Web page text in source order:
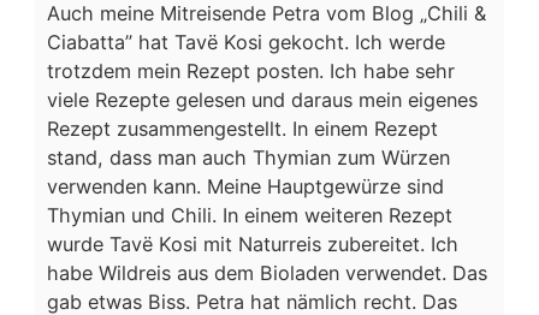
Auch meine Mitreisende Petra vom Blog „Chili &
Ciabatta” hat Tavë Kosi gekocht. Ich werde
trotzdem mein Rezept posten. Ich habe sehr
viele Rezepte gelesen und daraus mein eigenes
Rezept zusammengestellt. In einem Rezept
stand, dass man auch Thymian zum Würzen
verwenden kann. Meine Hauptgewürze sind
Thymian und Chili. In einem weiteren Rezept
wurde Tavë Kosi mit Naturreis zubereitet. Ich
habe Wildreis aus dem Bioladen verwendet. Das
gab etwas Biss. Petra hat nämlich recht. Das